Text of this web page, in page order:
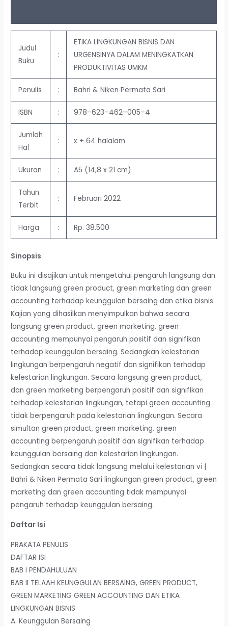
Judul
Buku
:
ETIKA LINGKUNGAN BISNIS DAN
URGENSINYA DALAM MENINGKATKAN
PRODUKTIVITAS UMKM
Penulis : Bahri & Niken Permata Sari
ISBN : 978–623–462–005–4
Jumlah
Hal
: x + 64 halalam
Ukuran : A5 (14,8 x 21 cm)
Tahun
Terbit
: Februari 2022
Harga : Rp. 38.500
Sinopsis
Buku ini disajikan untuk mengetahui pengaruh langsung dan
tidak langsung green product, green marketing dan green
accounting terhadap keunggulan bersaing dan etika bisnis.
Kajian yang dihasilkan menyimpulkan bahwa secara
langsung green product, green marketing, green
accounting mempunyai pengaruh positif dan signifikan
terhadap keunggulan bersaing. Sedangkan kelestarian
lingkungan berpengaruh negatif dan signifikan terhadap
kelestarian lingkungan. Secara langsung green product,
dan green marketing berpengaruh positif dan signifikan
terhadap kelestarian lingkungan, tetapi green accounting
tidak berpengaruh pada kelestarian lingkungan. Secara
simultan green product, green marketing, green
accounting berpengaruh positif dan signifikan terhadap
keunggulan bersaing dan kelestarian lingkungan.
Sedangkan secara tidak langsung melalui kelestarian vi |
Bahri & Niken Permata Sari lingkungan green product, green
marketing dan green accounting tidak mempunyai
pengaruh terhadap keunggulan bersaing.
Daftar Isi
PRAKATA PENULIS
DAFTAR ISI
BAB I PENDAHULUAN
BAB II TELAAH KEUNGGULAN BERSAING, GREEN PRODUCT,
GREEN MARKETING GREEN ACCOUNTING DAN ETIKA
LINGKUNGAN BISNIS
A. Keunggulan Bersaing